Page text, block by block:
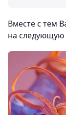
Вместе с тем
на следующую